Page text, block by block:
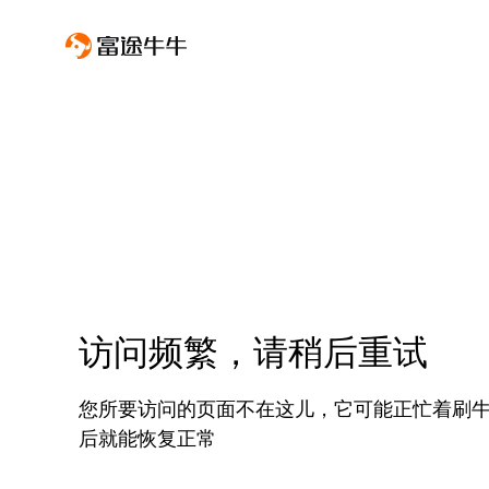
访问频繁，请稍后重试
您所要访问的页面不在这儿，它可能正忙着刷
后就能恢复正常